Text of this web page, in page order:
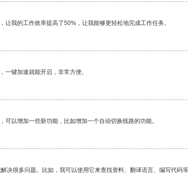
让我的工作效率提高了50%，让我能够更轻松地完成工作任务。
一键加速就能开启，非常方便。
可以增加一些新功能，比如增加一个自动切换线路的功能。
决很多问题。比如，我可以使用它来查找资料、翻译语言、编写代码等